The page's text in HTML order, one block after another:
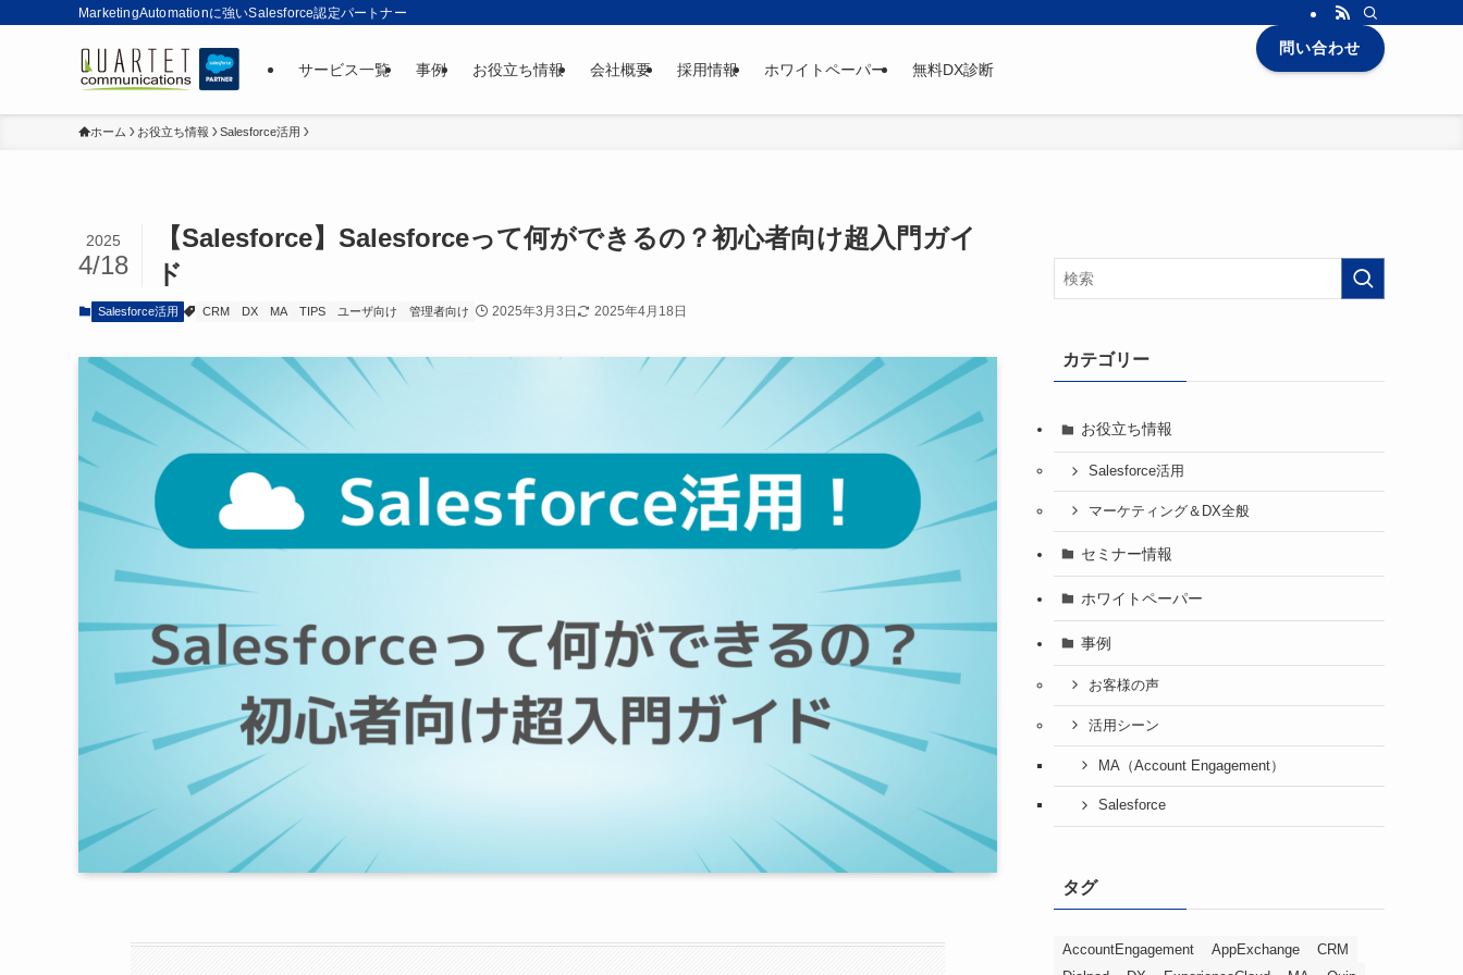
MarketingAutomationに強いSalesforce認定パートナー
サービス一覧 事例 お役立ち情報 会社概要 採用情報 ホワイトペーパー 無料DX診断
問い合わせ
ホーム お役立ち情報 Salesforce活用
【Salesforce】Salesforceって何ができるの？初心者向け超入門ガイ
ド
2025
4/18
Salesforce活用 CRM DX MA TIPS ユーザ向け 管理者向け 2025年3月3日 2025年4月18日
カテゴリー
お役立ち情報
Salesforce活用
マーケティング＆DX全般
セミナー情報
ホワイトペーパー
事例
お客様の声
活用シーン
MA（Account Engagement）
Salesforce
タグ
AccountEngagement AppExchange
CRM